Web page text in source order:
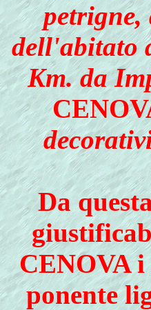
petrigne,
dell'abitato
Km. da
Da
CENOVA i
ponente